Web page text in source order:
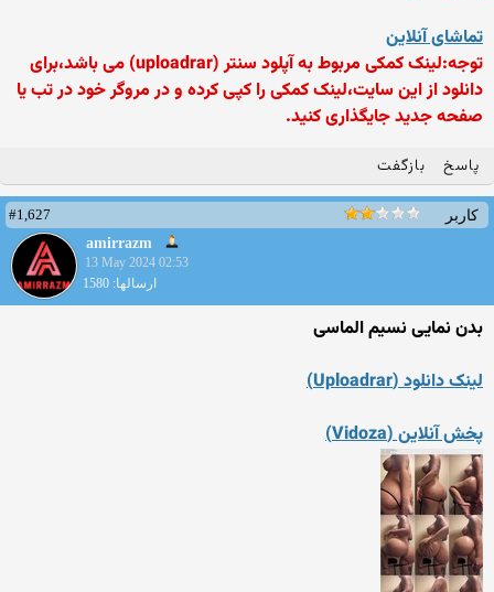
تماشای آنلاین
توجه:لینک کمکی مربوط به آپلود سنتر (uploadrar) می باشد،برای
دانلود از این سایت،لینک کمکی را کپی کرده و در مروگر خود در تب یا
صفحه جدید جایگذاری کنید.
پاسخ بازگفت
کاربر
#1,627
amirrazm
13 May 2024 02:53
ارسالها: 1580
بدن نمایی نسیم الماسی
لینک دانلود (Uploadrar)
پخش آنلاین (Vidoza)